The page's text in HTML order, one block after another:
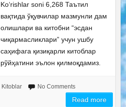
Ko‘rishlar soni 6,268 Таътил
вақтида ўқувчилар мазмунли дам
олишлари ва китобни “эсдан
чиқармасликлари” учун ушбу
саҳифага қизиқарли китоблар
рўйҳатини эълон қилмоқдамиз.
Kitoblar No Comments
Read more